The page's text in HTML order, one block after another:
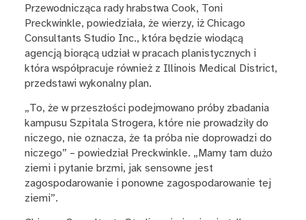
Przewodnicząca rady hrabstwa Cook, Toni
Preckwinkle, powiedziała, że wierzy, iż Chicago
Consultants Studio Inc., która będzie wiodącą
agencją biorącą udział w pracach planistycznych i
która współpracuje również z Illinois Medical District,
przedstawi wykonalny plan.
„To, że w przeszłości podejmowano próby zbadania
kampusu Szpitala Strogera, które nie prowadziły do
niczego, nie oznacza, że ta próba nie doprowadzi do
niczego” – powiedział Preckwinkle. „Mamy tam dużo
ziemi i pytanie brzmi, jak sensowne jest
zagospodarowanie i ponowne zagospodarowanie tej
ziemi”.